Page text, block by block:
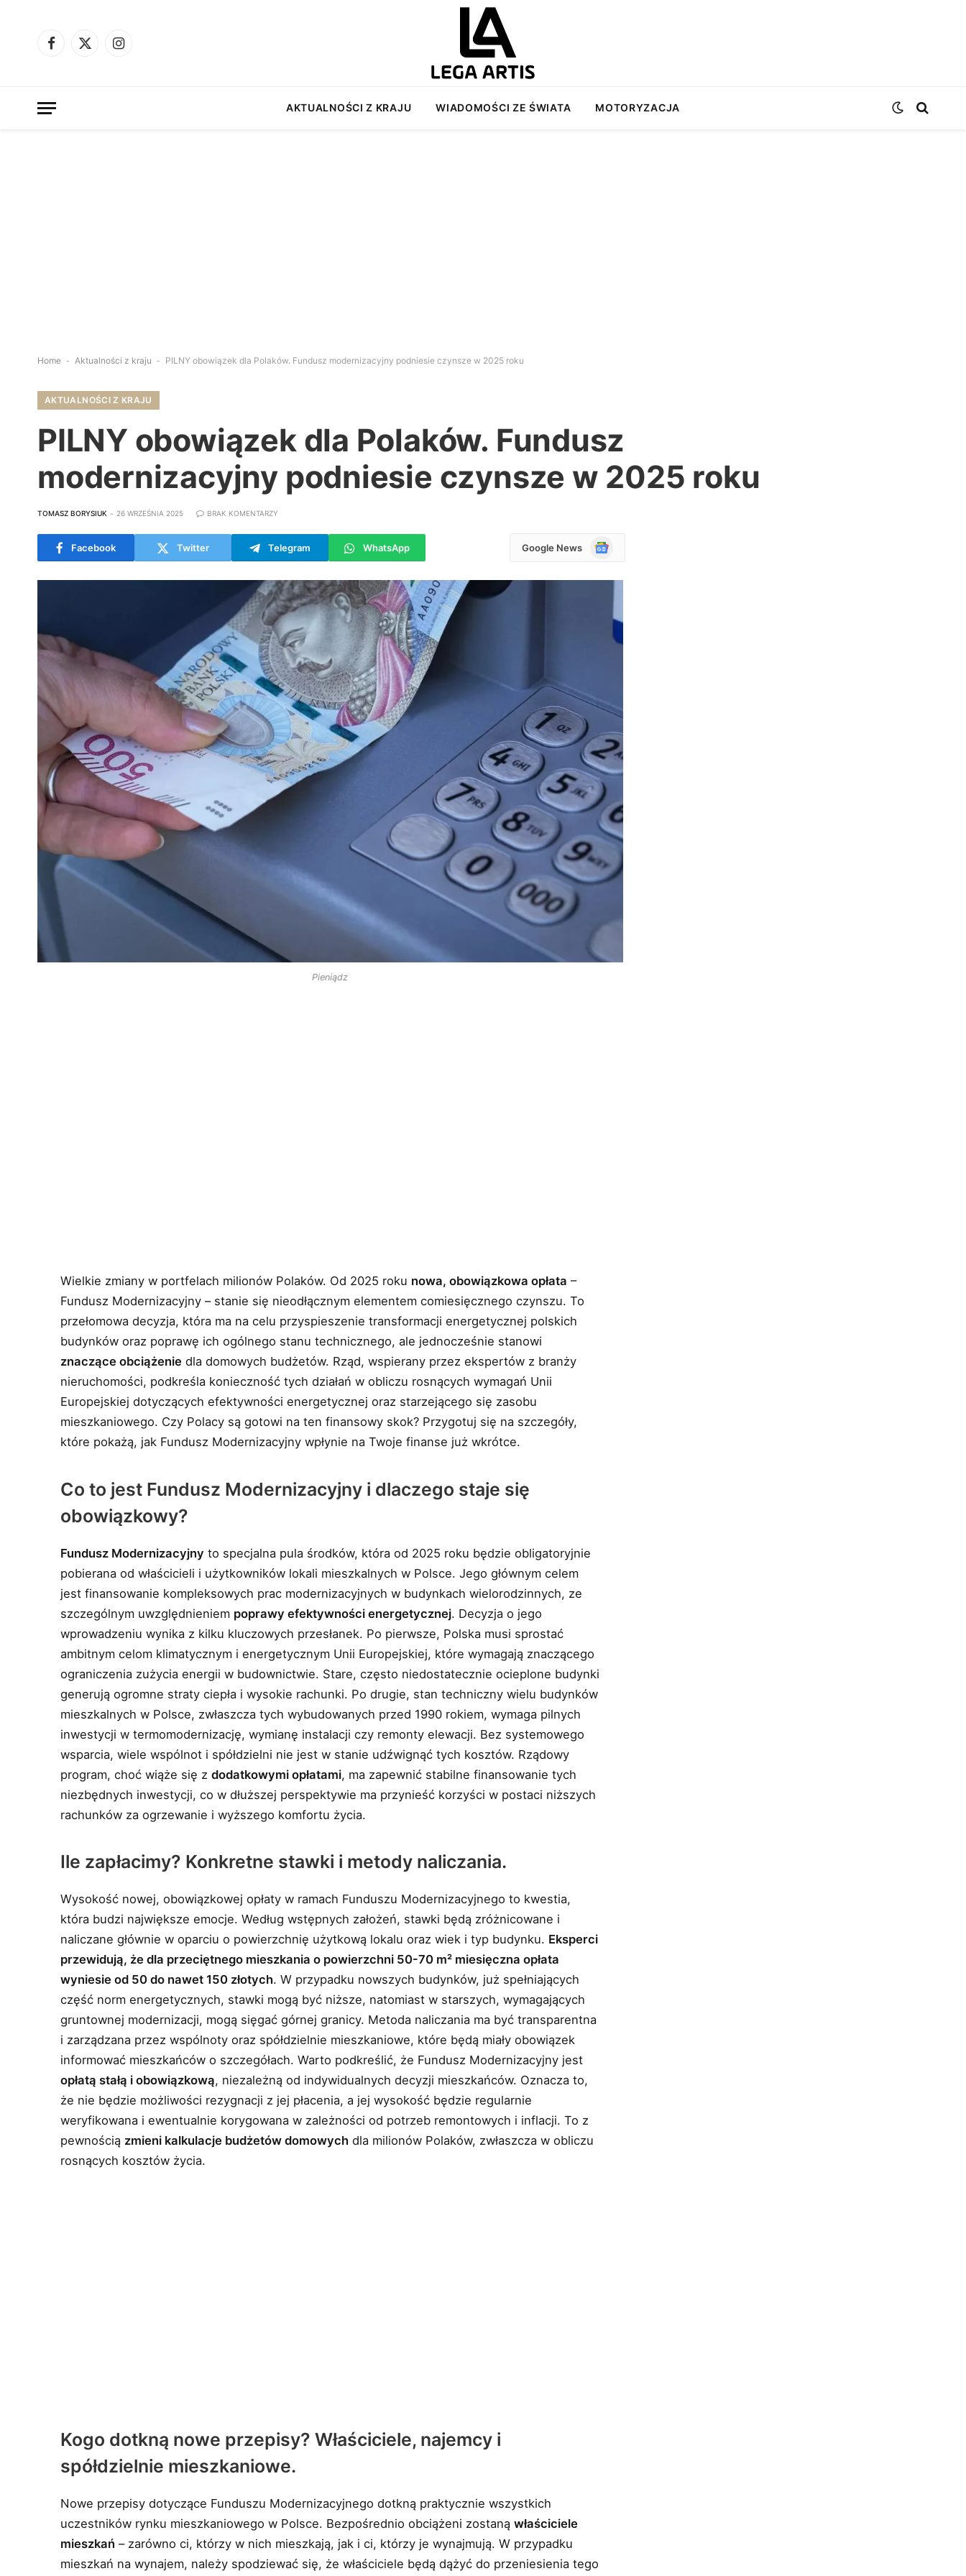
Facebook
X
Instagram
AKTUALNOŚCI Z KRAJU WIADOMOŚCI ZE ŚWIATA MOTORYZACJA
Home - Aktualności z kraju - PILNY obowiązek dla Polaków. Fundusz modernizacyjny podniesie czynsze w 2025 roku
AKTUALNOŚCI Z KRAJU
PILNY obowiązek dla Polaków. Fundusz
modernizacyjny podniesie czynsze w 2025 roku
TOMASZ BORYSIUK 26 WRZEŚNIA 2025 BRAK KOMENTARZY
Facebook Twitter Telegram WhatsApp Google News
Google
Pieniądz
Wielkie zmiany w portfelach milionów Polaków. Od 2025 roku nowa, obowiązkowa opłata –
Fundusz Modernizacyjny – stanie się nieodłącznym elementem comiesięcznego czynszu. To
przełomowa decyzja, która ma na celu przyspieszenie transformacji energetycznej polskich
budynków oraz poprawę ich ogólnego stanu technicznego, ale jednocześnie stanowi
znaczące obciążenie dla domowych budżetów. Rząd, wspierany przez ekspertów z branży
nieruchomości, podkreśla konieczność tych działań w obliczu rosnących wymagań Unii
Europejskiej dotyczących efektywności energetycznej oraz starzejącego się zasobu
mieszkaniowego. Czy Polacy są gotowi na ten finansowy skok? Przygotuj się na szczegóły,
które pokażą, jak Fundusz Modernizacyjny wpłynie na Twoje finanse już wkrótce.
Co to jest Fundusz Modernizacyjny i dlaczego staje się
obowiązkowy?
Fundusz Modernizacyjny to specjalna pula środków, która od 2025 roku będzie obligatoryjnie
pobierana od właścicieli i użytkowników lokali mieszkalnych w Polsce. Jego głównym celem
jest finansowanie kompleksowych prac modernizacyjnych w budynkach wielorodzinnych, ze
szczególnym uwzględnieniem poprawy efektywności energetycznej. Decyzja o jego
wprowadzeniu wynika z kilku kluczowych przesłanek. Po pierwsze, Polska musi sprostać
ambitnym celom klimatycznym i energetycznym Unii Europejskiej, które wymagają znaczącego
ograniczenia zużycia energii w budownictwie. Stare, często niedostatecznie ocieplone budynki
generują ogromne straty ciepła i wysokie rachunki. Po drugie, stan techniczny wielu budynków
mieszkalnych w Polsce, zwłaszcza tych wybudowanych przed 1990 rokiem, wymaga pilnych
inwestycji w termomodernizację, wymianę instalacji czy remonty elewacji. Bez systemowego
wsparcia, wiele wspólnot i spółdzielni nie jest w stanie udźwignąć tych kosztów. Rządowy
program, choć wiąże się zdodatkowymi opłatami, ma zapewnić stabilne finansowanie tych
niezbędnych inwestycji, co w dłuższej perspektywie ma przynieść korzyści w postaci niższych
rachunków za ogrzewanie i wyższego komfortu życia.
Ile zapłacimy? Konkretne stawki i metody naliczania.
Wysokość nowej, obowiązkowej opłaty w ramach Funduszu Modernizacyjnego to kwestia,
która budzi największe emocje. Według wstępnych założeń, stawki będą zróżnicowane i
naliczane głównie w oparciu o powierzchnię użytkową lokalu oraz wiek i typ budynku. Eksperci
przewidują, że dla przeciętnego mieszkania o powierzchni 50-70 m² miesięczna opłata
wyniesie od 50 do nawet 150 złotych. W przypadku nowszych budynków, już spełniających
część norm energetycznych, stawki mogą być niższe, natomiast w starszych, wymagających
gruntownej modernizacji, mogą sięgać górnej granicy. Metoda naliczania ma być transparentna
i zarządzana przez wspólnoty oraz spółdzielnie mieszkaniowe, które będą miały obowiązek
informować mieszkańców o szczegółach. Warto podkreślić, że Fundusz Modernizacyjny jest
opłatą stałą i obowiązkową, niezależną od indywidualnych decyzji mieszkańców. Oznacza to,
że nie będzie możliwości rezygnacji z jej płacenia, a jej wysokość będzie regularnie
weryfikowana i ewentualnie korygowana w zależności od potrzeb remontowych i inflacji. To z
pewnością zmieni kalkulacje budżetów domowych dla milionów Polaków, zwłaszcza w obliczu
rosnących kosztów życia.
Kogo dotkną nowe przepisy? Właściciele, najemcy i
spółdzielnie mieszkaniowe.
Nowe przepisy dotyczące Funduszu Modernizacyjnego dotkną praktycznie wszystkich
uczestników rynku mieszkaniowego w Polsce. Bezpośrednio obciążeni zostanąwłaściciele
mieszkań – zarówno ci, którzy w nich mieszkają, jak i ci, którzy je wynajmują. W przypadku
mieszkań na wynajem, należy spodziewać się, że właściciele będą dążyć do przeniesienia tego